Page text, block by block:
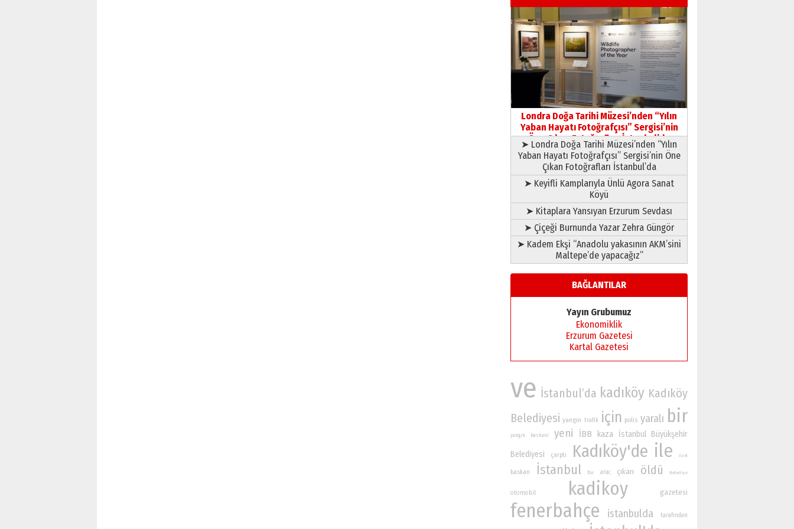
Yusuf POLAT
Şampiyonluk Sebahattin
Şirin’e yazar
11 Mayıs 2026 Pazartesi
Londra Doğa Tarihi Müzesi’nden “Yılın
Yaban Hayatı Fotoğrafçısı” Sergisi’nin
Öne Çıkan Fotoğrafları İstanbul’da
➤ Londra Doğa Tarihi Müzesi’nden “Yılın
Yaban Hayatı Fotoğrafçısı” Sergisi’nin Öne
Çıkan Fotoğrafları İstanbul’da
➤ Keyifli Kamplarıyla Ünlü Agora Sanat
Köyü
➤ Kitaplara Yansıyan Erzurum Sevdası
➤ Çiçeği Burnunda Yazar Zehra Güngör
➤ Kadem Ekşi “Anadolu yakasının AKM’sini
Maltepe’de yapacağız”
BAĞLANTILAR
Yayın Grubumuz
Ekonomiklik
Erzurum Gazetesi
Kartal Gazetesi
ve İstanbul’da kadıköy Kadıköy
Belediyesi yangin trafik için polis yaralı bir
yangın baskani yeni İBB kaza
İstanbul Büyükşehir
Belediyesi
çarptı Kadıköy'de ile özel
baskan İstanbul bu arac çıkan öldü Belediye
otomobil kadikoy gazetesi
fenerbahçe istanbulda tarafından